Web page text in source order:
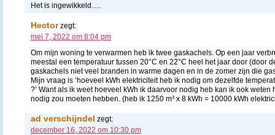
Het is ingewikkeld….
Hectorzegt:
mei 7, 2022 om 8:04 pm
Om mijn woning te verwarmen heb ik twee gaskachels. Op een jaar
meestal een temperatuur tussen 20°C en 22°C heel het jaar door (door
gaskachels niet veel branden in warme dagen en in de zomer zijn die
Mijn vraag is ‘hoeveel kWh elektriciteit heb ik nodig om dezelfde
?’ Want als ik weet hoeveel kWh ik daarvoor nodig heb kan ik ook
nodig zou moeten hebben. (heb ik 1250 m³ x 8 kWh = 10000 kWh
ad verschijndel zegt:
december 16, 2022 om 10:30 pm